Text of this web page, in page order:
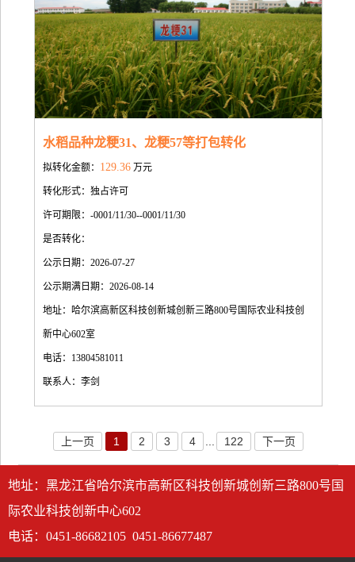
水稻品种龙粳31、龙粳57等打包转化
拟转化金额： 129.36 万元
转化形式：独占许可
许可期限：-0001/11/30--0001/11/30
是否转化：
公示日期：2026-07-27
公示期满日期：2026-08-14
地址：哈尔滨高新区科技创新城创新三路800号国际农业科技创
新中心602室
电话：13804581011
联系人：李剑
上一页 1 2 3 4 122 下一页
地址：黑龙江省哈尔滨市高新区科技创新城创新三路800号国
际农业科技创新中心602
电话：0451-86682105 0451-86677487